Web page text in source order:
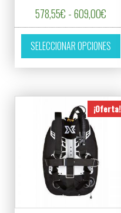
578,55€ -609,00€
SELECCIONAR OPCIONES
¡Oferta!